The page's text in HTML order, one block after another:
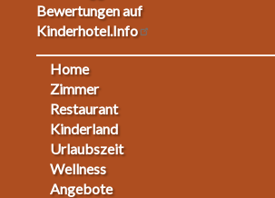
Bewertungen auf
Kinderhotel.Info
Footermenu
Home
Zimmer
Restaurant
Kinderland
Urlaubszeit
Wellness
Angebote